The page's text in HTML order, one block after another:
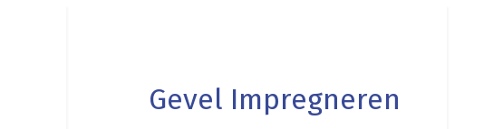
Gevel Impregneren